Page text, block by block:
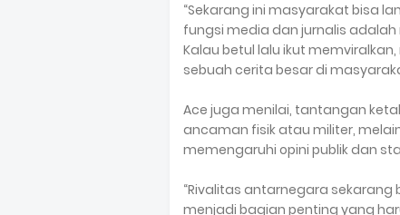
“Sekarang ini masyarakat bisa
fungsi media dan jurnalis
Kalau betul lalu ikut
sebuah cerita besar di
Ace juga menilai, tantangan
ancaman fisik atau militer,
memengaruhi opini publik dan
“Rivalitas antarnegara sekarang
menjadi bagian penting yang